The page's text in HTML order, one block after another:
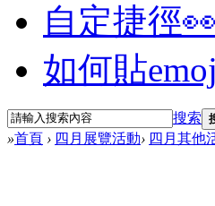
自定捷徑👀
如何貼
搜索
»首頁 › 四月展覽活動› 四月其他